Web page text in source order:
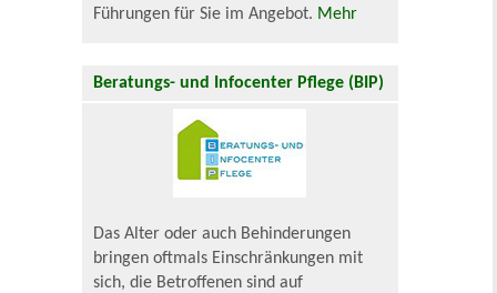
Führungen für Sie im Angebot. Mehr
Beratungs- und Infocenter Pflege (BIP)
Das Alter oder auch Behinderungen
bringen oftmals Einschränkungen mit
sich, die Betroffenen sind auf